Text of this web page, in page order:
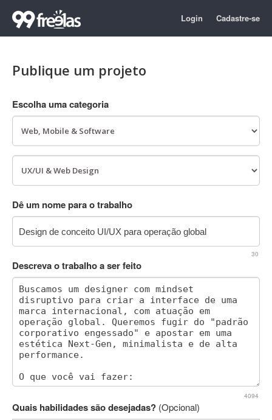
Login Cadastre-se
Publique um projeto
Escolha uma categoria
Dê um nome para o trabalho
30
Descreva o trabalho a ser feito
4094
Quais habilidades são desejadas? (Opcional)